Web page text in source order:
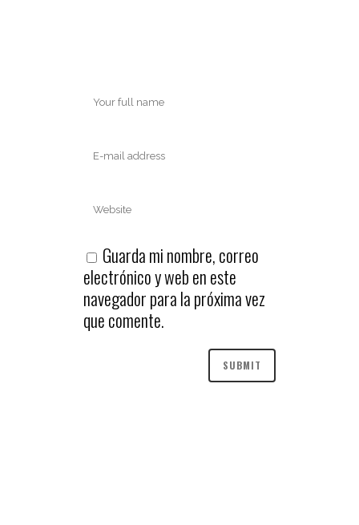
Guarda mi nombre, correo
electrónico y web en este
navegador para la próxima vez
que comente.